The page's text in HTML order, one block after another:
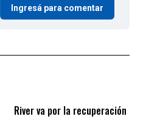
Ingresá para comentar
River va por la recuperación